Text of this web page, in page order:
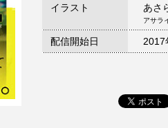
イラスト あさ
アサラ
配信開始日 2017